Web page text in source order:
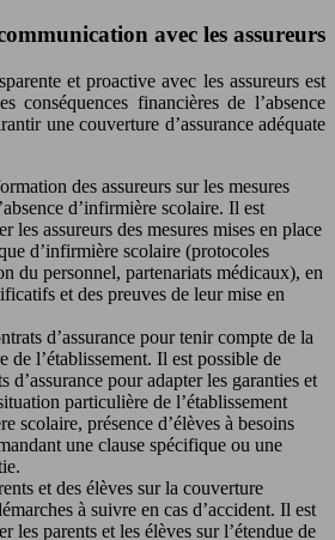
avec les assureurs
et proactive avec les assureurs est
conséquences financières de l’absence
une couverture d’assurance adéquate
des assureurs sur les mesures
d’infirmière scolaire. Il est
les assureurs des mesures mises en place
d’infirmière scolaire (protocoles
du personnel, partenariats médicaux), en
et des preuves de leur mise en
d’assurance pour tenir compte de la
de l’établissement. Il est possible de
d’assurance pour adapter les garanties et
particulière de l’établissement
scolaire, présence d’élèves à besoins
une clause spécifique ou une
et des élèves sur la couverture
à suivre en cas d’accident. Il est
les parents et les élèves sur l’étendue de